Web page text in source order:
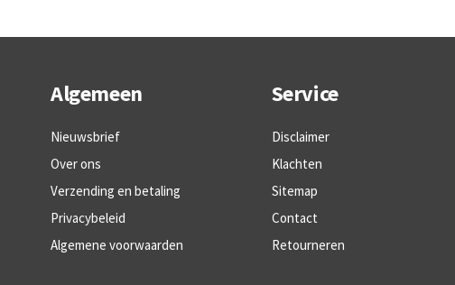
Algemeen
Nieuwsbrief
Over ons
Verzending en betaling
Privacybeleid
Algemene voorwaarden
Service
Disclaimer
Klachten
Sitemap
Contact
Retourneren